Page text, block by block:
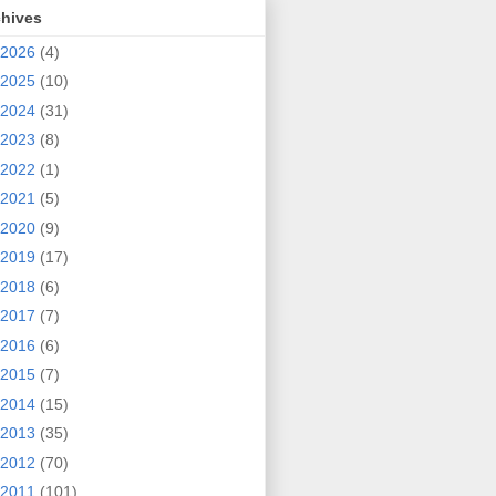
2026 (4)
2025 (10)
2024 (31)
2023 (8)
2022 (1)
2021 (5)
2020 (9)
2019 (17)
2018 (6)
2017 (7)
2016 (6)
2015 (7)
2014 (15)
2013 (35)
2012 (70)
2011 (101)